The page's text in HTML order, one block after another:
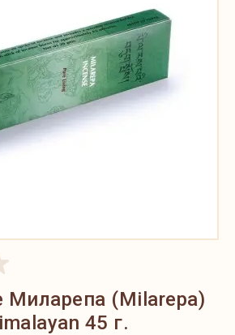
Миларепа (Milarepa)
45 г.